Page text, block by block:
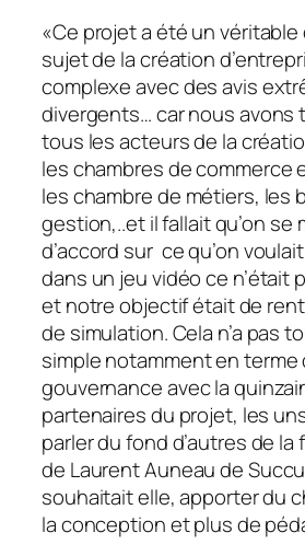
«Ce projet a été un
sujet de la création
complexe avec des avis
divergents… car nous avons
tous les acteurs de la
les chambres de commerce
les chambre de métiers, les
gestion,..et il fallait qu’on se
d’accord sur ce qu’on
dans un jeu vidéo ce n’était
et notre objectif était de
de simulation. Cela n’a pas
simple notamment en terme
gouvernance avec la
partenaires du projet, les
parler du fond d’autres de la
de Laurent Auneau de
souhaitait elle, apporter du
la conception et plus de